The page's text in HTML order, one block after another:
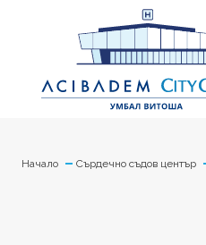
Начало Сърдечно съдов център